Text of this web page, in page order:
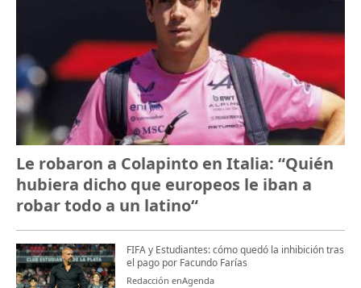
Le robaron a Colapinto en Italia: “Quién
hubiera dicho que europeos le iban a
robar todo a un latino“
FIFA y Estudiantes: cómo quedó la inhibición tras
el pago por Facundo Farías
Redacción enAgenda